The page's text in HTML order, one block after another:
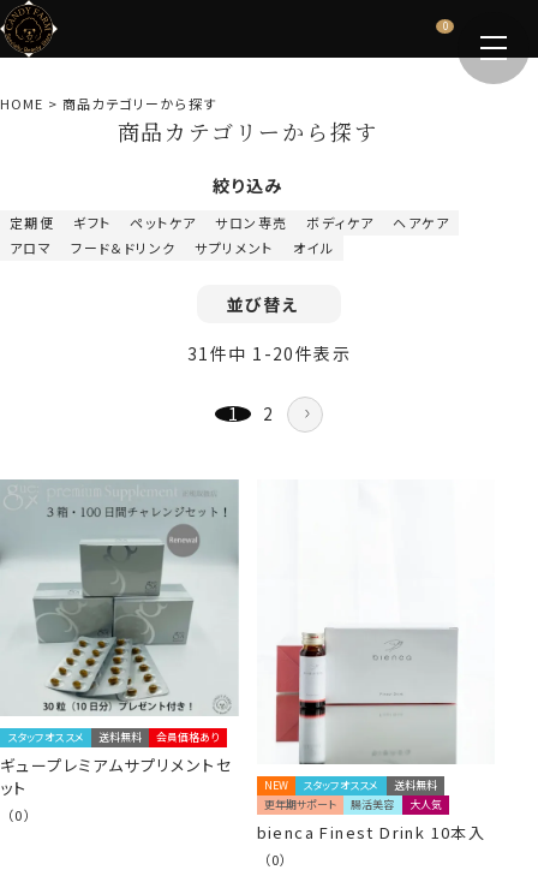
0
HOME 商品カテゴリーから探す
商品カテゴリーから探す
絞り込み
定期便 ギフト ペットケア サロン専売 ボディケア
ヘアケア
アロマ
フード＆ドリンク サプリメント オイル
並び替え
31 件中 1 -20件表示
1 2
スタッフオススメ 送料無料 会員価格あり
ギュープレミアムサプリメントセ
ット
（0）
NEW スタッフオススメ
送料無料
更年期サポート
腸活美容 大人気
bienca Finest Drink 10本入
（0）